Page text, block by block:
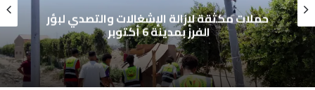
حملات مكثقة لإزالة الإشغالات والتصدي لبؤر
الفرز بمدينة 6 أكتوبر